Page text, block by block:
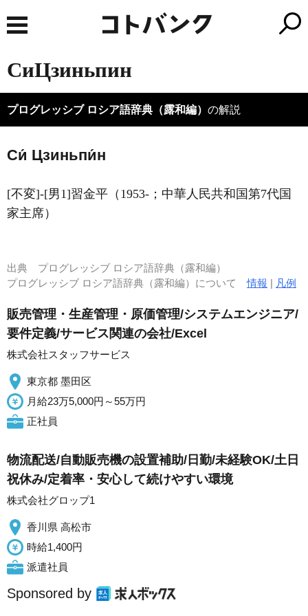
СиЦзиньпин
プログレッシブ ロシア語辞典（露和編） の解説
Си́ Цзиньпи́н
[不変]-[男1]習金平（1953‐；中華人民共和国第7代国
家主席）
出典 プログレッシブ ロシア語辞典（露和編）
プログレッシブ ロシア語辞典（露和編）について情報 | 凡例
販売管理・生産管理・原価管理/システムエンジニア/
要件定義/サービス関連の会社/Excel
株式会社スタッフサービス
東京都 墨田区
月給23万5,000円～55万円
正社員
物流配送/自動販売機の設置補助/日勤/未経験OK/土日
祝休み/定着率・安心して続けやすい環境
株式会社グロップ1
香川県 高松市
時給1,400円
派遣社員
Sponsored by